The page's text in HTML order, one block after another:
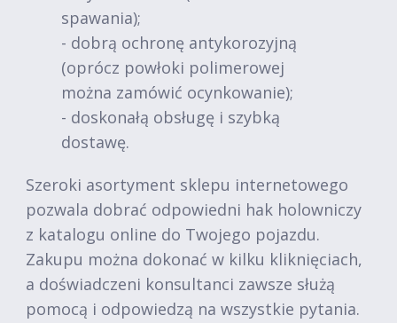
spawania);
- dobrą ochronę antykorozyjną
(oprócz powłoki polimerowej
można zamówić ocynkowanie);
- doskonałą obsługę i szybką
dostawę.
Szeroki asortyment sklepu internetowego
pozwala dobrać odpowiedni hak holowniczy
z katalogu online do Twojego pojazdu.
Zakupu można dokonać w kilku kliknięciach,
a doświadczeni konsultanci zawsze służą
pomocą i odpowiedzą na wszystkie pytania.